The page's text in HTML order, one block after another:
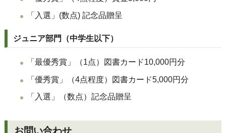
「入選」 (数点) 記念品贈呈
ジュニア部門（中学生以下）
「最優秀賞」（1点）図書カード10,000円分
「優秀賞」（4点程度）図書カード5,000円分
「入選」（数点）記念品贈呈
お問い合わせ